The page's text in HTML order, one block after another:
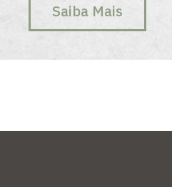
Saiba Mais